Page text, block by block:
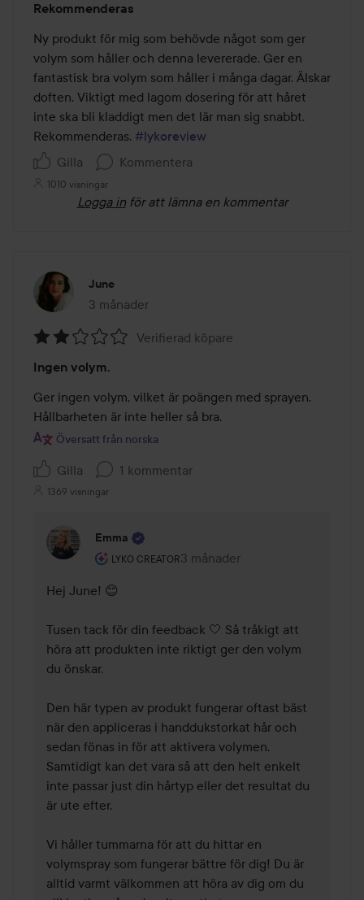
5
av
5
Rekommenderas
Ny produkt för mig som behövde något som ger
volym som håller och denna levererade. Ger en
fantastisk bra volym som håller i många dagar. Älskar
doften. Viktigt med lagom dosering för att håret
inte ska bli kladdigt men det lär man sig snabbt.
Rekommenderas. #lykoreview
Gilla
Kommentera
1010 visningar
Logga in för att lämna en kommentar
June
3 månader
Inlägget skapades 3 månader
2
av
5
Verifierad köpare
Ingen volym.
Ger ingen volym, vilket är poängen med sprayen.
Hållbarheten är inte heller så bra.
Översatt från norska
Gilla 1 kommentar
1369 visningar
Emma
LYKO CREATOR
Användarens roll: Lyko Creator.
3 månader
Kommentaren lades 3 månader
Hej June! 😊
Tusen tack för din feedback 🤍 Så tråkigt att
höra att produkten inte riktigt ger den volym
du önskar.
Den här typen av produkt fungerar oftast bäst
när den appliceras i handdukstorkat hår och
sedan fönas in för att aktivera volymen.
Samtidigt kan det vara så att den helt enkelt
inte passar just din hårtyp eller det resultat du
är ute efter.
Vi håller tummarna för att du hittar en
volymspray som fungerar bättre för dig! Du är
alltid varmt välkommen att höra av dig om du